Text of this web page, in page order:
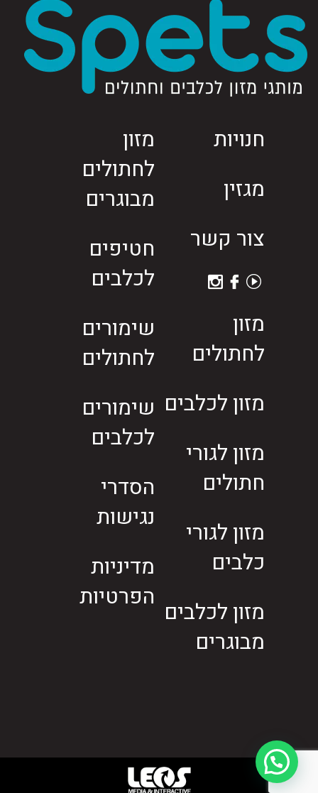
חנויות
מגזין
צור קשר
מזון
לחתולים
מזון לכלבים
מזון לגורי
חתולים
מזון לגורי
כלבים
מזון לכלבים
מבוגרים
מזון
לחתולים
מבוגרים
חטיפים
לכלבים
שימורים
לחתולים
שימורים
לכלבים
הסדרי
נגישות
מדיניות
הפרטיות